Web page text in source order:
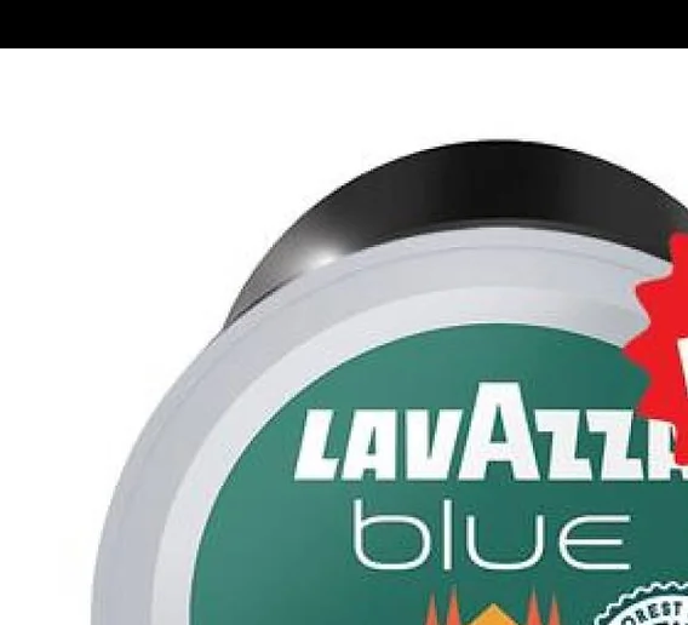
En plus de son goût délicieux, ce thé est également
une excellente source de CBD, connu pour ses
propriétés relaxantes et apaisantes. Dégustez une
tasse de ce thé délicieux et raffiné et laissez-vous
emporter par son arôme envoûtant et ses bienfaits
pour le corps et l'esprit.